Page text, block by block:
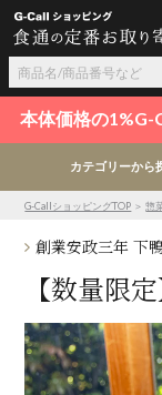
本体価格の1%G-
カテゴリーから
G-CallショッピングTOP ＞惣
創業安政三年 下
【数量限